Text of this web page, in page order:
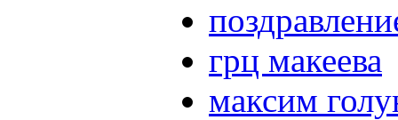
грц макеева
максим